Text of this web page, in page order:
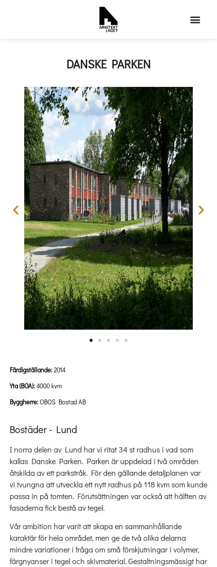
DANSKE PARKEN
Bostäder - Lund
I norra delen av Lund har vi ritat 34 st radhus i vad som
kallas Danske Parken. Parken är uppdelad i två områden
åtskilda av ett parkstråk. För den gällande detaljplanen var
vi tvungna att utveckla ett nytt radhus på 118 kvm som kunde
passa in på tomten. Förutsättningen var också att hälften av
fasaderna fick bestå av tegel.
Vår ambition har varit att skapa en sammanhållande
karaktär för hela området, men ge de två olika delarna
mindre variationer i fråga om små förskjutningar i volymer,
färgnyanser i tegel och skivmaterial. Gestaltningsmässigt har
Färdigställande:2014
Yta (BOA):4000 kvm
Byggherre:OBOS Bostad AB